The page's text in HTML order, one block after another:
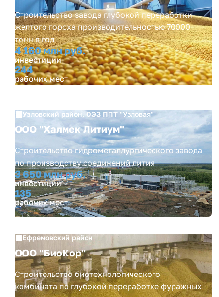
Строительство завода глубокой переработки
желтого гороха производительностью 70000
тонн в год
4 160 млн руб.
инвестиции
244
рабочих мест
Узловский район, ОЭЗ ППТ "Узловая"
ООО "Халмек Литиум"
Строительство гидрометаллургического завода
по производству соединений лития
3 650 млн руб.
инвестиции
135
рабочих мест
Ефремовский район
ООО "БиоКор"
Строительство биотехнологического
комбината по глубокой переработке фуражных